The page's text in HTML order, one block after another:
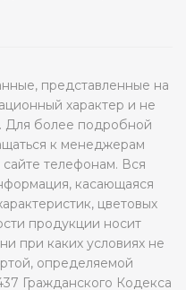
представленные на
характер и не
Для более подробной
к менеджерам
телефонам. Вся
касающаяся
цветовых
продукции носит
при каких условиях не
определяемой
Гражданского Кодекса